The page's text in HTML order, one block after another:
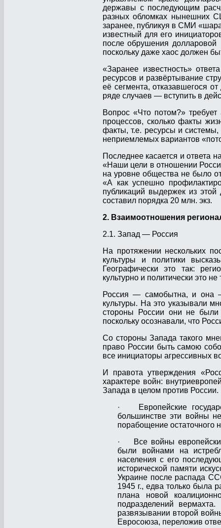
державы с последующим
разных обломках нынешних
заранее, публикуя в СМИ
известный для его
после обрушения
поскольку даже хаос должен
«Заранее известность»
ресурсов и развёртывание
её сегмента, отказавшегося
ряде случаев — вступить в
Вопрос «Что потом?»
процессов, сколько факты
факты, т.е. ресурсы и
неприемлемых вариантов
Последнее касается и ответа
«Наши цели в отношении
на уровне общества не было
«А как успешно
публикаций выдержек из
составил порядка 20 млн. экз.
2. Взаимоотношения
2.1. Запад — Россия
На протяжении нескольких
культуры и политики
Географически это так:
культурно и политически это не
Россия — самобытна, и она —
культуры. На это указывали
стороны России они не были
поскольку осознавали, что
Со стороны Запада такого
право России быть самою
все инициаторы агрессивных
И правота утверждения
характере войн:
Запада в целом против России.
· Европейские
большинстве эти войны
порабощение остаточного
· Все войны
были войнами на
населения с его
исторической памяти
Украине после распада
1945 г., едва только была
плана новой
подразделений
развязывании второй
Евросоюза, переложив